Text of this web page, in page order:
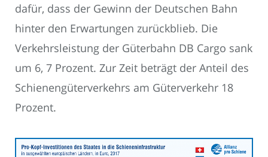
dafür, dass der Gewinn der Deutschen Bahn
hinter den Erwartungen zurückblieb. Die
Verkehrsleistung der Güterbahn DB Cargo sank
um 6, 7 Prozent. Zur Zeit beträgt der Anteil des
Schienengüterverkehrs am Güterverkehr 18
Prozent.